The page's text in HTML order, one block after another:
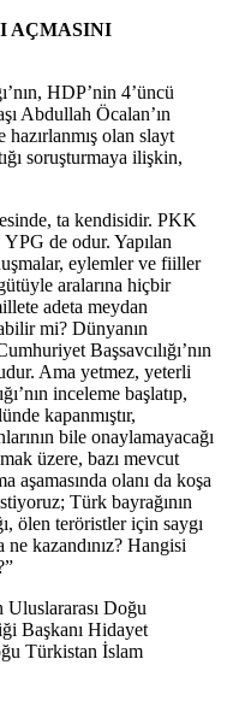
AÇMASINI
HDP’nin 4’üncü
Abdullah Öcalan’ın
olan slayt
soruşturmaya ilişkin,
ta kendisidir. PKK
de odur. Yapılan
eylemler ve fiiller
aralarına hiçbir
adeta meydan
mi? Dünyanın
Başsavcılığı’nın
Ama yetmez, yeterli
inceleme başlatıp,
kapanmıştır,
bile onaylamayacağı
üzere, bazı mevcut
aşamasında olanı da koşa
Türk bayrağının
ölen teröristler için saygı
ne kazandınız? Hangisi
Uluslararası Doğu
Başkanı Hidayet
Türkistan İslam